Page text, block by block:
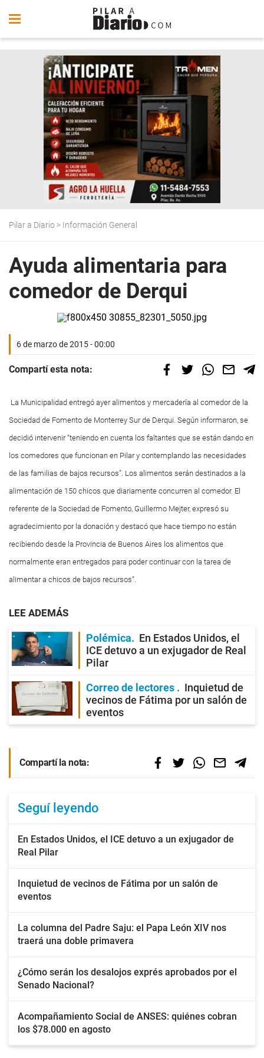
Pilar a Diario > Información General
Ayuda alimentaria para
comedor de Derqui
6 de marzo de 2015 - 00:00
Compartí esta nota:
La Municipalidad entregó ayer alimentos y mercadería al comedor de la
Sociedad de Fomento de Monterrey Sur de Derqui. Según informaron, se
decidió intervenir “teniendo en cuenta los faltantes que se están dando en
los comedores que funcionan en Pilar y contemplando las necesidades
de las familias de bajos recursos”. Los alimentos serán destinados a la
alimentación de 150 chicos que diariamente concurren al comedor. El
referente de la Sociedad de Fomento, Guillermo Mejter, expresó su
agradecimiento por la donación y destacó que hace tiempo no están
recibiendo desde la Provincia de Buenos Aires los alimentos que
normalmente eran entregados para poder continuar con la tarea de
alimentar a chicos de bajos recursos”.
LEE ADEMÁS
Polémica
En Estados Unidos, el
ICE detuvo a un exjugador de Real
Pilar
Correo de lectores
Inquietud de
vecinos de Fátima por un salón de
eventos
Compartí la nota:
Seguí leyendo
En Estados Unidos, el ICE detuvo a un exjugador de
Real Pilar
Inquietud de vecinos de Fátima por un salón de
eventos
La columna del Padre Saju: el Papa León XIV nos
traerá una doble primavera
¿Cómo serán los desalojos exprés aprobados por el
Senado Nacional?
Acompañamiento Social de ANSES: quiénes cobran
los $78.000 en agosto